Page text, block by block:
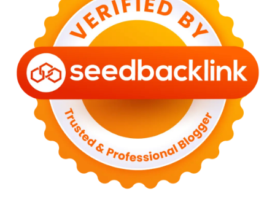
January 2023 (13)
2022
December 2022 (6)
September 2022
►
August 2022(11)
►
July 2022 (7)
►June 2022
April 2022 (4)
March 2022(2)
February 2022
January 2022
(2)
(82)
December 2021(9)
(4)